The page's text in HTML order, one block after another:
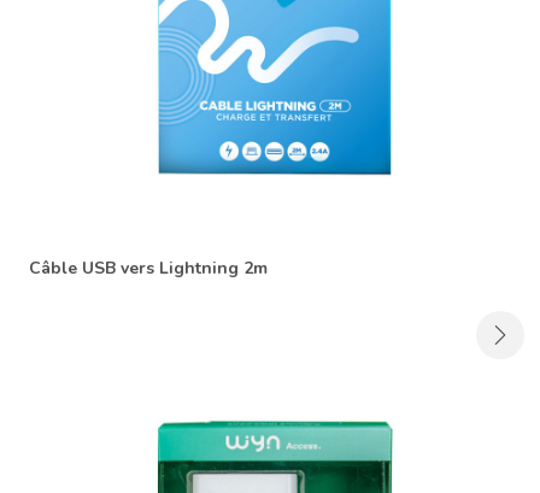
Câble USB vers Lightning 2m